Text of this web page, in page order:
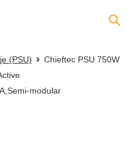
(PSU)
Chieftec PSU 750W
modular